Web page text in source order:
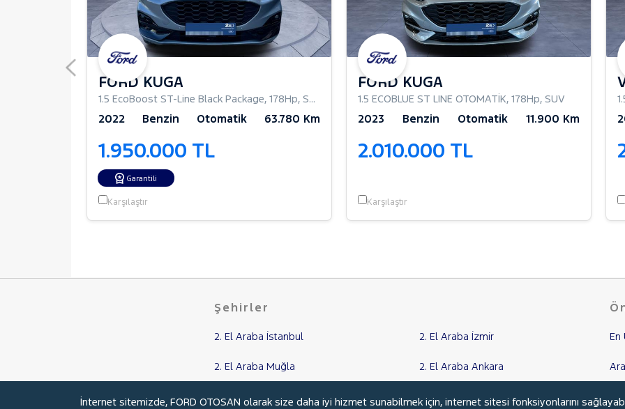
FORD KUGA
1.5 EcoBoost ST-Line Black Package, 178Hp, SUV
2022 Benzin Otomatik 63.780 Km
1.950.000 TL
Garantili
Karşılaştır
FORD KUGA
1.5 ECOBLUE ST LINE OTOMATİK, 178Hp, SUV
2023 Benzin Otomatik 11.900 Km
2.010.000 TL
Karşılaştır
Şehirler
2. El Araba İstanbul 2. El Araba İzmir
2. El Araba Muğla 2. El Araba Ankara
2. El Araba Balıkesir 2. El Araba Aydın
En
İnternet sitemizde, FORD OTOSAN olarak size daha iyi hizmet sunabilmek için, internet sitesi fonksiyonlarını